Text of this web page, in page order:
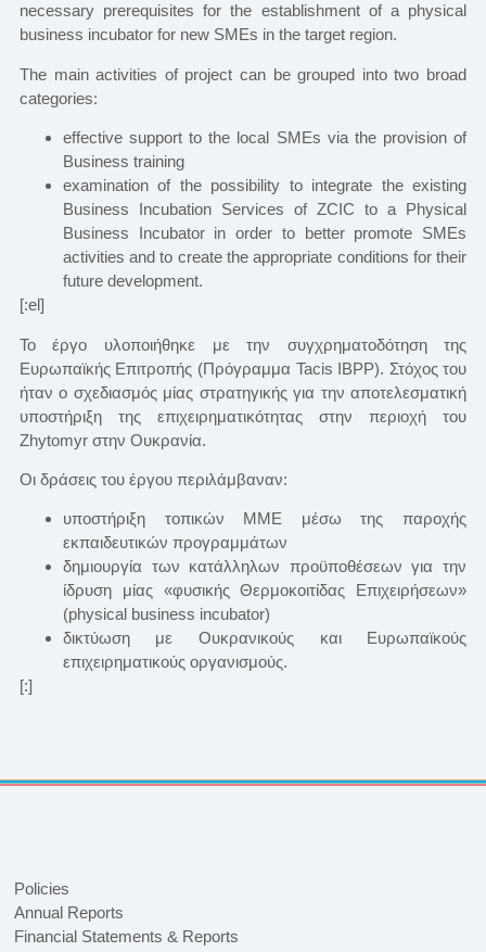
necessary prerequisites for the establishment of a physical
business incubator for new SMEs in the target region.
The main activities of project can be grouped into two broad
categories:
effective support to the local SMEs via the provision of
Business training
examination of the possibility to integrate the existing
Business Incubation Services of ZCIC to a Physical
Business Incubator in order to better promote SMEs
activities and to create the appropriate conditions for their
future development.
[:el]
Το έργο υλοποιήθηκε με την συγχρηματοδότηση της
Ευρωπαϊκής Επιτροπής (Πρόγραμμα Tacis IBPP). Στόχος του
ήταν ο σχεδιασμός μίας στρατηγικής για την αποτελεσματική
υποστήριξη της επιχειρηματικότητας στην περιοχή του
Zhytomyr στην Ουκρανία.
Οι δράσεις του έργου περιλάμβαναν:
υποστήριξη τοπικών ΜΜΕ μέσω της παροχής
εκπαιδευτικών προγραμμάτων
δημιουργία των κατάλληλων προϋποθέσεων για την
ίδρυση μίας «φυσικής Θερμοκοιτίδας Επιχειρήσεων»
(physical business incubator)
δικτύωση με Ουκρανικούς και Ευρωπαϊκούς
επιχειρηματικούς οργανισμούς.
[:]
Policies
Annual Reports
Financial Statements & Reports